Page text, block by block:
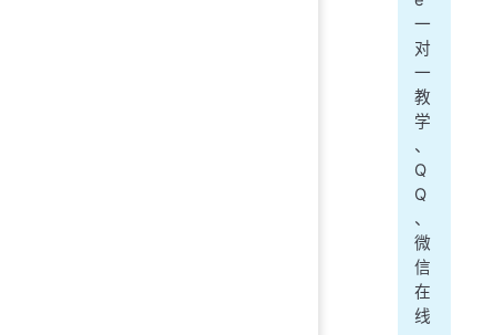
一
对
一
教
学
、
Q
Q
、
微
信
在
线